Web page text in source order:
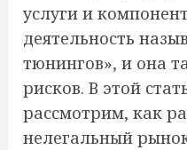
услуги и
деятельность
тюнингов», и она
рисков. В этой
рассмотрим, как
нелегальный